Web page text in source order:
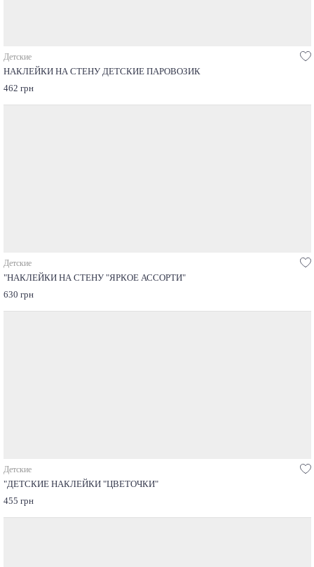
Детские
НАКЛЕЙКИ НА СТЕНУ ДЕТСКИЕ ПАРОВОЗИК
462 грн
Детские
"НАКЛЕЙКИ НА СТЕНУ "ЯРКОЕ АССОРТИ"
630 грн
Детские
"ДЕТСКИЕ НАКЛЕЙКИ "ЦВЕТОЧКИ"
455 грн